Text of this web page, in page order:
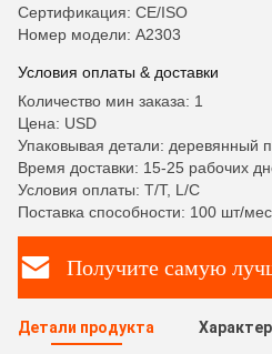
Сертификация: CE/ISO
Номер модели: A2303
Условия оплаты & доставки
Количество мин заказа: 1
Цена: USD
Упаковывая детали: деревянный
Время доставки: 15-25 рабочих
Условия оплаты: T/T, L/C
Поставка способности: 100 шт/
Получите самую
Детали продукта